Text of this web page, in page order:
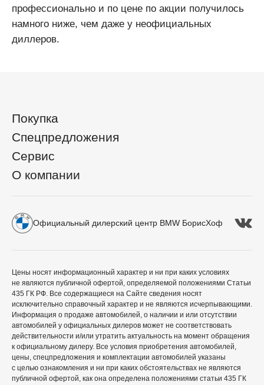
профессионально и по цене по акции получилось
намного ниже, чем даже у неофициальных
диллеров.
Покупка
Спецпредложения
Сервис
О компании
Официальный дилерский центр BMW БорисХоф
Цены носят информационный характер и ни при каких условиях
не являются публичной офертой, определяемой положениями Статьи
435 ГК РФ. Все содержащиеся на Сайте сведения носят
исключительно справочный характер и не являются исчерпывающими.
Информация о продаже автомобилей, о наличии и или отсутствии
автомобилей у официальных дилеров может не соответствовать
действительности и/или утратить актуальность на момент обращения
к официальному дилеру. Все условия приобретения автомобилей,
цены, спецпредложения и комплектации автомобилей указаны
с целью ознакомления и ни при каких обстоятельствах не являются
публичной офертой, как она определена положениями статьи 435 ГК